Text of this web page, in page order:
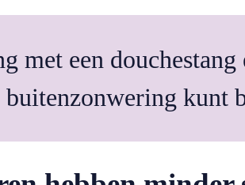
met een
buitenzonwering kunt